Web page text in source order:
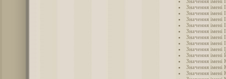
Значення імені
Значення імені
Значення імені
Значення імені
Значення імені
Значення імені
Значення імені
Значення імені
Значення імені
Значення імені
Значення імені
Значення імені
Значення імені